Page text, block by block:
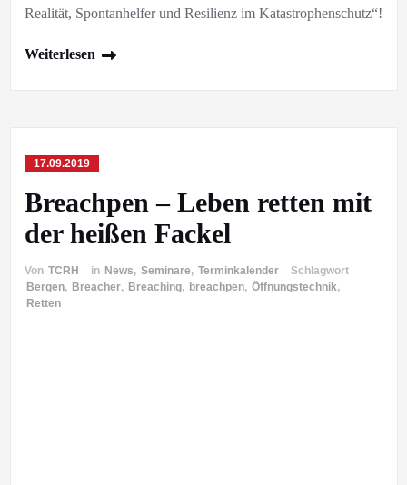
Realität, Spontanhelfer und Resilienz im Katastrophenschutz“!
Weiterlesen
17.09.2019
Breachpen – Leben retten mit
der heißen Fackel
Von TCRH in News, Seminare, Terminkalender
Schlagwort
Bergen, Breacher, Breaching, breachpen, Öffnungstechnik,
Retten